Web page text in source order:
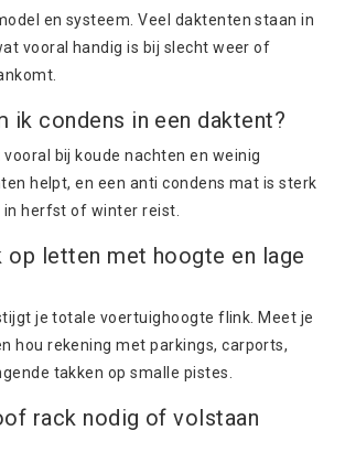
en systeem. Veel daktenten staan in
vooral handig is bij slecht weer of
ik condens in een daktent?
bij koude nachten en weinig
helpt, en een anti condens mat is sterk
in herfst of winter reist.
op letten met hoogte en lage
je totale voertuighoogte flink. Meet je
hou rekening met parkings, carports,
takken op smalle pistes.
rack nodig of volstaan